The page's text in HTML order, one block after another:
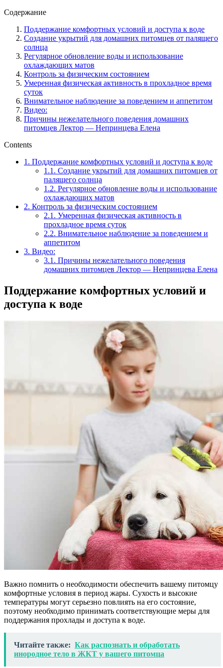
Содержание
Поддержание комфортных условий и доступа к воде
Создание укрытий для домашних питомцев от палящего
солнца
Регулярное обновление воды и использование
охлаждающих матов
Контроль за физическим состоянием
Умеренная физическая активность в прохладное время
суток
Внимательное наблюдение за поведением и аппетитом
Видео:
Причины нежелательного поведения домашних
питомцев Лектор — Непринцева Елена
Contents
1. Поддержание комфортных условий и доступа к воде
1.1. Создание укрытий для домашних питомцев от
палящего солнца
1.2. Регулярное обновление воды и использование
охлаждающих матов
2. Контроль за физическим состоянием
2.1. Умеренная физическая активность в
прохладное время суток
2.2. Внимательное наблюдение за поведением и
аппетитом
3. Видео:
3.1. Причины нежелательного поведения
домашних питомцев Лектор — Непринцева Елена
Поддержание комфортных условий и
доступа к воде
Важно помнить о необходимости обеспечить вашему питомцу
комфортные условия в период жары. Сухость и высокие
температуры могут серьезно повлиять на его состояние,
поэтому необходимо принимать соответствующие меры для
поддержания прохлады и доступа к воде.
Читайте также: Как распознать и обработать
инородное тело в ЖКТ у вашего питомца